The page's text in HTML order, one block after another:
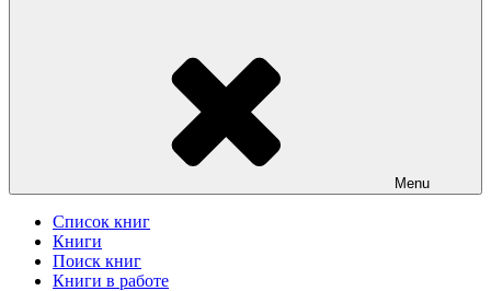
Menu
Список книг
Книги
Поиск книг
Книги в работе